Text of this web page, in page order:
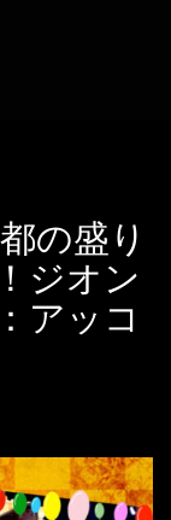
の盛り
ジオン
アッコ